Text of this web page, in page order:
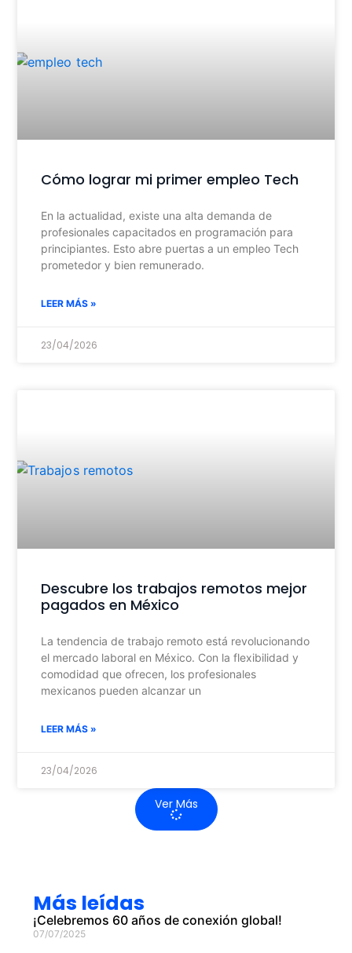
Cómo lograr mi primer empleo Tech
En la actualidad, existe una alta demanda de
profesionales capacitados en programación para
principiantes. Esto abre puertas a un empleo Tech
prometedor y bien remunerado.
LEER MÁS »
23/04/2026
Descubre los trabajos remotos mejor
pagados en México
La tendencia de trabajo remoto está revolucionando
el mercado laboral en México. Con la flexibilidad y
comodidad que ofrecen, los profesionales
mexicanos pueden alcanzar un
LEER MÁS »
23/04/2026
Ver Más
Más leídas
¡Celebremos 60 años de conexión global!
07/07/2025